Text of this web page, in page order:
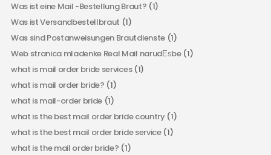
Was ist eine Mail -Bestellung Braut? (1)
Was ist Versandbestellbraut (1)
Was sind Postanweisungen Brautdienste(1)
Web stranica mladenke Real Mail narudЕѕbe(1)
what is mail order bride services(1)
what is mail order bride? (1)
what is mail-order bride (1)
what is the best mail order bride country(1)
what is the best mail order bride service(1)
what is the mail order bride? (1)